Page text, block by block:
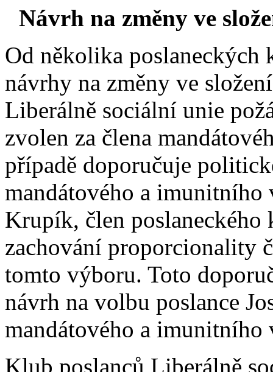
Návrh na změny ve
Od několika poslaneckých
návrhy na změny ve
Liberálně sociální unie
zvolen za člena
případě doporučuje
mandátového a imunitního
Krupík, člen
zachování proporcionality
tomto výboru. Toto
návrh na volbu poslance
mandátového a imunitního
Klub poslanců Liberálně